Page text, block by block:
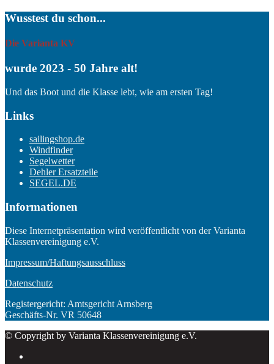
Wusstest du schon...
Die Varianta KV
wurde 2023 - 50 Jahre alt!
Und das Boot und die Klasse lebt, wie am ersten Tag!
Links
sailingshop.de
Windfinder
Segelwetter
Dehler Ersatzteile
SEGEL.DE
Informationen
Diese Internetpräsentation wird veröffentlicht von der Varianta
Klassenvereinigung e.V.
Impressum/Haftungsausschluss
Datenschutz
Registergericht: Amtsgericht Arnsberg
Geschäfts-Nr. VR 50648
© Copyright by Varianta Klassenvereinigung e.V.